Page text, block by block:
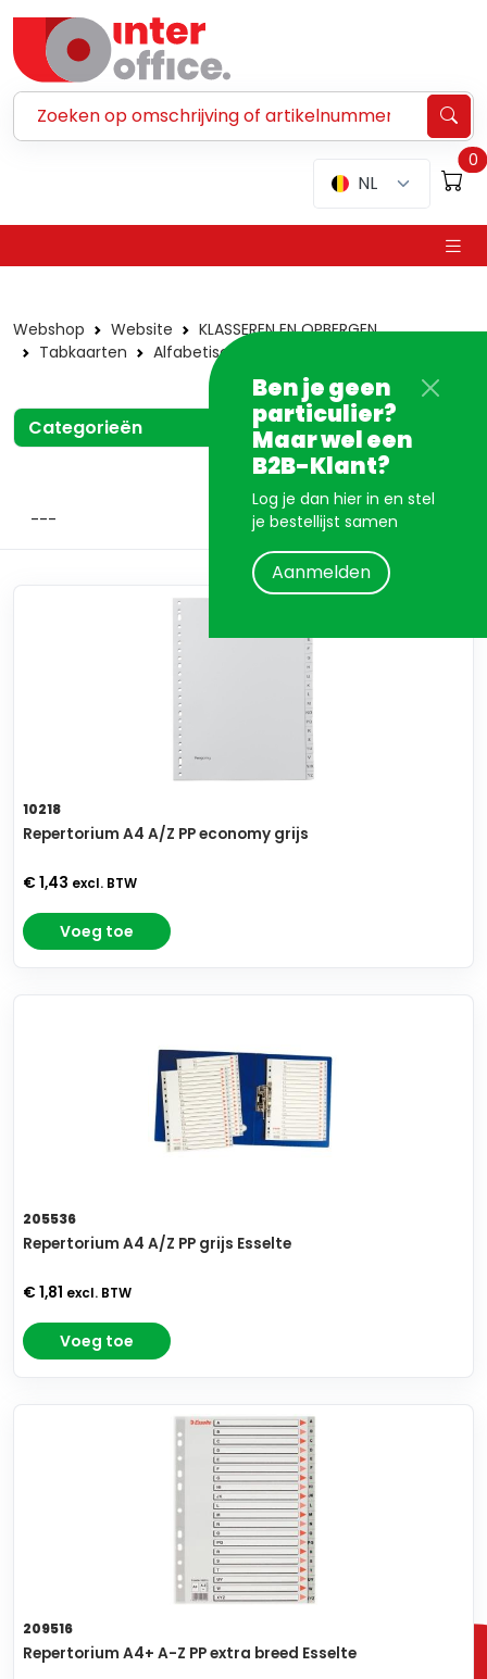
NL
0
Ben je geen
particulier?
Maar wel een
B2B-Klant?
Log je dan hier in en stel
je bestellijst samen
Aanmelden
Webshop Website
KLASSEREN EN OPBERGEN
Tabkaarten
Alfabetische tabkaarten
Categorieën
10218
Repertorium A4 A/Z PP economy grijs
€ 1,43 excl. BTW
Voeg toe
205536
Repertorium A4 A/Z PP grijs Esselte
€ 1,81 excl. BTW
Voeg toe
209516
Repertorium A4+ A-Z PP extra breed Esselte